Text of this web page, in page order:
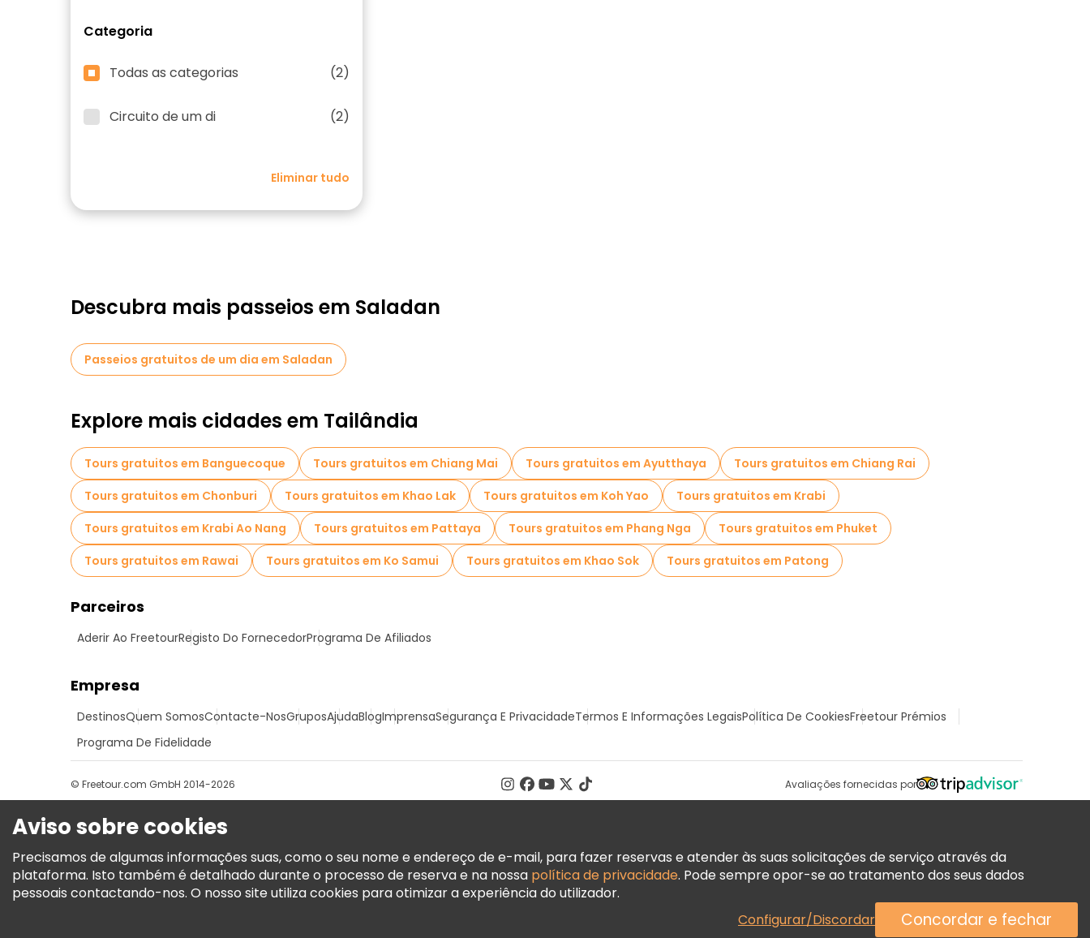
Categoria
Todas as categorias (2)
Circuito de um di (2)
Eliminar tudo
Descubra mais passeios em Saladan
Passeios gratuitos de um dia em Saladan
Explore mais cidades em Tailândia
Tours gratuitos em Banguecoque Tours gratuitos em Chiang Mai Tours gratuitos em Ayutthaya
Tours gratuitos em Chiang Rai
Tours gratuitos em Chonburi
Tours gratuitos em Khao Lak Tours gratuitos em Koh Yao
Tours gratuitos em Krabi
Tours gratuitos em Krabi Ao Nang
Tours gratuitos em Pattaya Tours gratuitos em Phang Nga
Tours gratuitos em Phuket
Tours gratuitos em Rawai
Tours gratuitos em Ko Samui Tours gratuitos em Khao Sok Tours gratuitos em Patong
Parceiros
Aderir Ao FreetourRegisto Do FornecedorPrograma De Afiliados
Empresa
DestinosQuem SomosContacte-NosGruposAjudaBlogImprensaSegurança E PrivacidadeTermos E Informações LegaisPolítica De CookiesFreetour Prémios
Programa De Fidelidade
Avaliações fornecidas por
© Freetour.com GmbH 2014-2026
Aviso sobre cookies
Precisamos de algumas informações suas, como o seu nome e endereço de e-mail, para fazer reservas e atender às suas solicitações de serviço através da
plataforma. Isto também é detalhado durante o processo de reserva e na nossa política de privacidade. Pode sempre opor-se ao tratamento dos seus dados
pessoais contactando-nos. O nosso site utiliza cookies para otimizar a experiência do utilizador.
Configurar/Discordar
Concordar e fechar